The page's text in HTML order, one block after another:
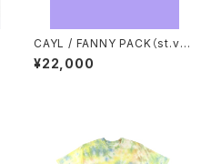
CAYL / FANNY PACK（st.vall
ey house exclusive mode
l）
¥22,000